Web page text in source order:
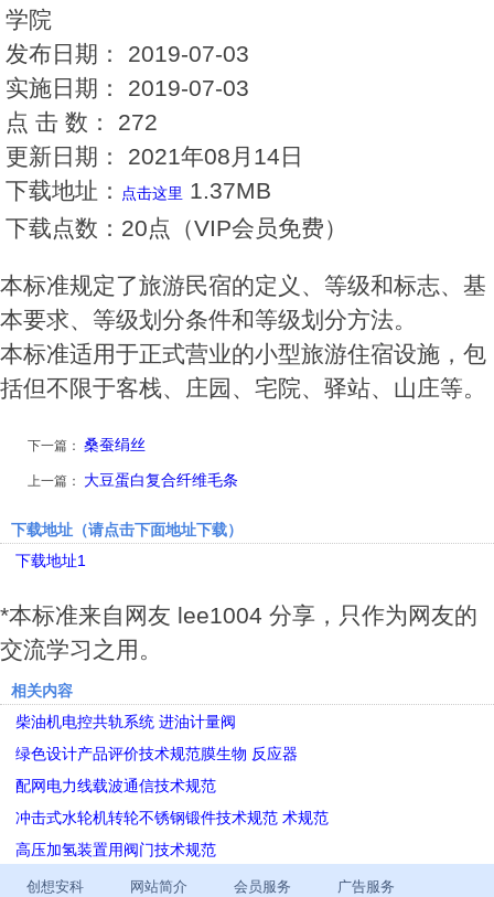
学院
发布日期： 2019-07-03
实施日期： 2019-07-03
点 击 数： 272
更新日期： 2021年08月14日
下载地址：
点击这里 1.37MB
下载点数： 20点（VIP会员免费）
本标准规定了旅游民宿的定义、等级和标志、基
本要求、等级划分条件和等级划分方法。
本标准适用于正式营业的小型旅游住宿设施，包
括但不限于客栈、庄园、宅院、驿站、山庄等。
下一篇： 桑蚕绢丝
上一篇： 大豆蛋白复合纤维毛条
下载地址（请点击下面地址下载）
下载地址1
*本标准来自网友 lee1004 分享，只作为网友的
交流学习之用。
相关内容
柴油机电控共轨系统 进油计量阀
绿色设计产品评价技术规范膜生物 反应器
配网电力线载波通信技术规范
冲击式水轮机转轮不锈钢锻件技术规范 术规范
高压加氢装置用阀门技术规范
创想安科 网站简介 会员服务 广告服务